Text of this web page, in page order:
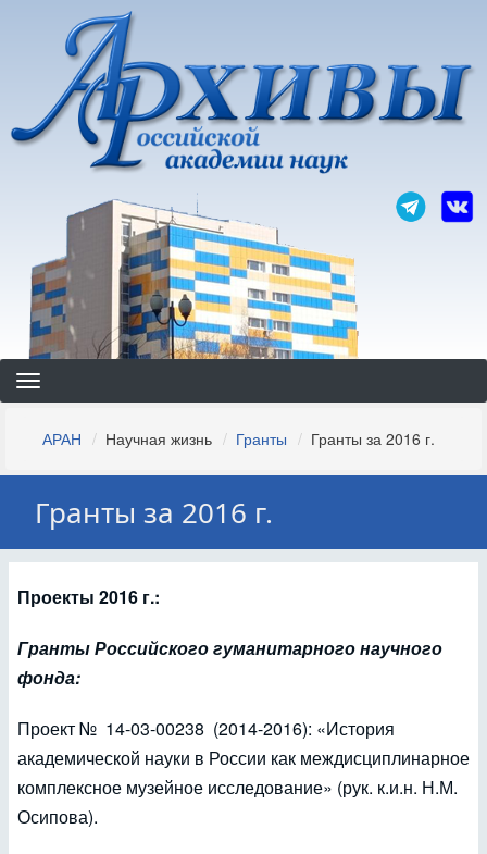
основному
содержанию
Строка
навигации
АРАН Научная жизнь Гранты Гранты за 2016 г.
Гранты за 2016 г.
Проекты 2016 г.:
Гранты Российского гуманитарного научного
фонда:
Проект № 14-03-00238 (2014-2016): «История
академической науки в России как междисциплинарное
комплексное музейное исследование» (рук. к.и.н. Н.М.
Осипова).